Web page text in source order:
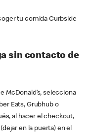
tu comida Curbside
sin contacto de
McDonald’s, selecciona
Eats, Grubhub o
al hacer el checkout,
en la puerta) en el